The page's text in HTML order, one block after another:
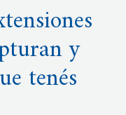
y
tenés